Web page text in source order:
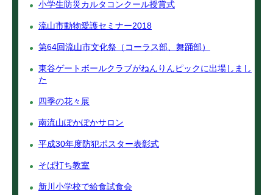
小学生防災カルタコンクール授賞式
流山市動物愛護セミナー2018
第64回流山市文化祭（コーラス部、舞踊部）
東谷ゲートボールクラブがねんりんピックに出場しまし
た
四季の花々展
南流山ぽかぽかサロン
平成30年度防犯ポスター表彰式
そば打ち教室
新川小学校で給食試食会